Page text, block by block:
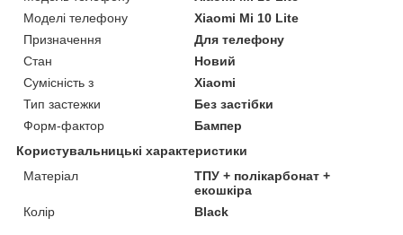
Моделі телефону
Xiaomi Mi 10 Lite
Призначення
Для телефону
Стан
Новий
Сумісність з
Xiaomi
Тип застежки
Без застібки
Форм-фактор
Бампер
Користувальницькі характеристики
Матеріал
ТПУ + полікарбонат +
екошкіра
Колір
Black